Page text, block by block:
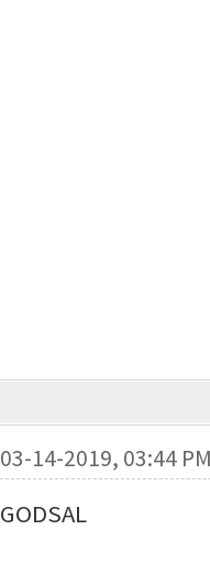
03-14-2019, 03:44
GODSAL